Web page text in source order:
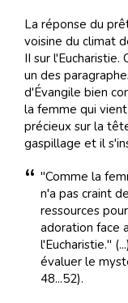
La réponse du
voisine du climat
II sur
un des
d'Évangile bien
la femme qui
précieux sur la
gaspillage et il
"Comme la
n'a pas craint
ressources
adoration face
l'Eucharistie."
évaluer le
48...52).